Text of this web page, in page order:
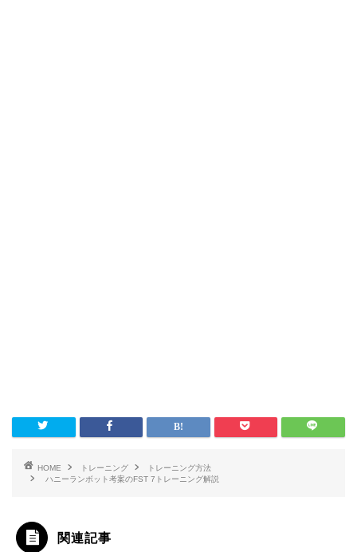
HOME トレーニング
トレーニング方法
ハニーランボット考案のFST 7トレーニング解説
関連記事